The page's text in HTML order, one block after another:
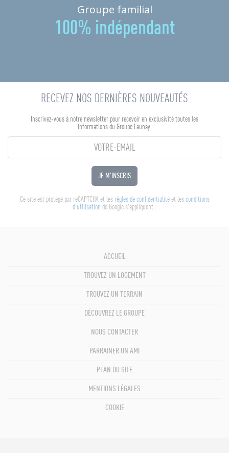
Groupe familial
100% indépendant
RECEVEZ NOS DERNIÈRES NOUVEAUTÉS
Inscrivez-vous à notre newsletter pour recevoir en exclusivité toutes les
informations du Groupe Launay.
JE M'INSCRIS
Ce site est protégé par reCAPTCHA et les règles de confidentialitéet les conditions
d'utilisation de Google s'appliquent..
ACCUEIL
TROUVEZ UN LOGEMENT
TROUVEZ UN TERRAIN
DÉCOUVREZ LE GROUPE
NOUS CONTACTER
PARRAINER UN AMI
PLAN DU SITE
MENTIONS LÉGALES
COOKIE